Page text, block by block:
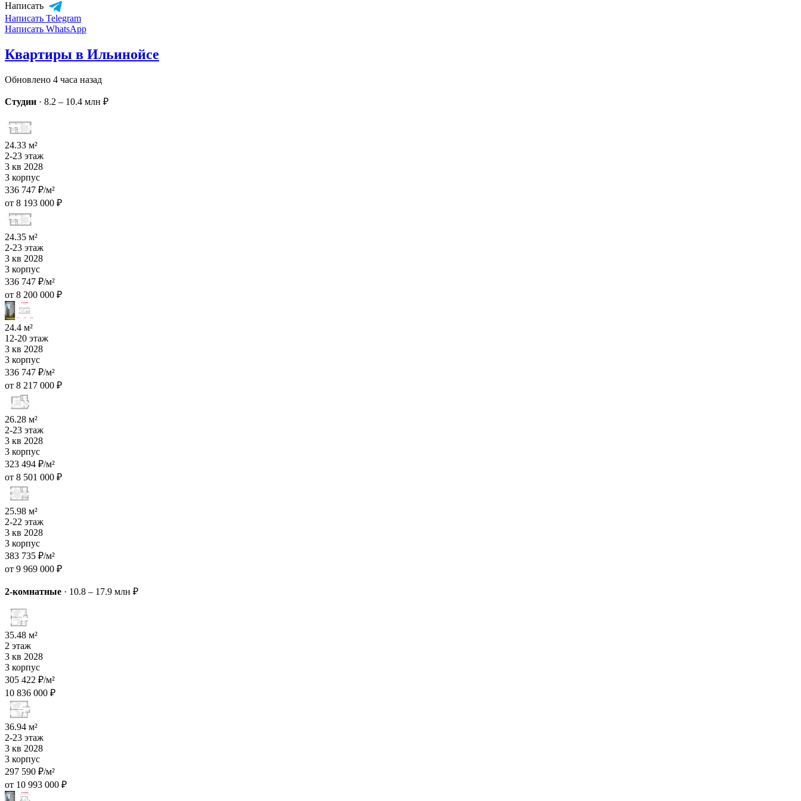
Написать
Написать Telegram
Написать WhatsApp
Квартиры в Ильинойсе
Обновлено 4 часа назад
Студии · 8.2 – 10.4 млн ₽
24.33 м²
2-23 этаж
3 кв 2028
3 корпус
336 747 ₽/м²
от 8 193 000 ₽
24.35 м²
2-23 этаж
3 кв 2028
3 корпус
336 747 ₽/м²
от 8 200 000 ₽
24.4 м²
12-20 этаж
3 кв 2028
3 корпус
336 747 ₽/м²
от 8 217 000 ₽
26.28 м²
2-23 этаж
3 кв 2028
3 корпус
323 494 ₽/м²
от 8 501 000 ₽
25.98 м²
2-22 этаж
3 кв 2028
3 корпус
383 735 ₽/м²
от 9 969 000 ₽
2-комнатные · 10.8 – 17.9 млн ₽
35.48 м²
2 этаж
3 кв 2028
3 корпус
305 422 ₽/м²
10 836 000 ₽
36.94 м²
2-23 этаж
3 кв 2028
3 корпус
297 590 ₽/м²
от 10 993 000 ₽